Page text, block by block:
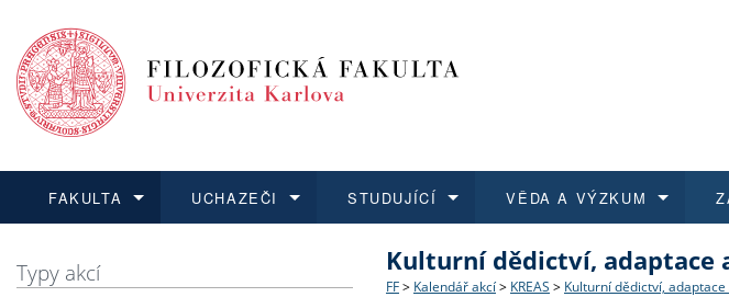
FAKULTA
Struktura a historie
UCHAZEČI
Co studovat a jak se přihlásit
STUDUJÍCÍ
Bakalářské a magisterské studium
VĚDA A VÝZKUM
O vědě a výzkumu na FF UK
Aktuální nabídky a výběrová řízení
Typy akcí Kulturní dědictví, adaptace
FF > Kalendář akcí > KREAS > Kulturní dědictví,